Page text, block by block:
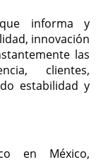
informa y
innovación
las
clientes,
estabilidad y
en México,